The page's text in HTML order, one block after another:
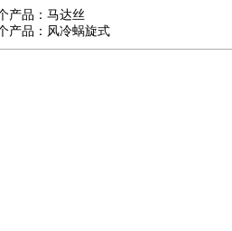
产品： 马达丝
产品： 风冷蜗旋式